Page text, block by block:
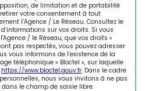
de limitation et de portabilité
votre consentement à tout
l’Agence / Le Réseau. Consultez le
sur vos droits. Si vous
/ le Réseau, que vos droits «
pas respectés, vous pouvez adresser
vous informons de l’existence de la
téléphonique « Bloctel », sur laquelle
https://www.bloctel.gouv.fr . Dans le cadre
nous vous invitons à ne pas
le champ de saisie libre.